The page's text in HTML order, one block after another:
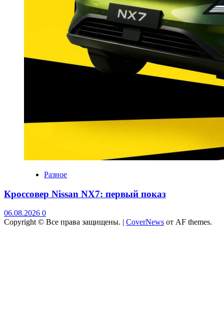
Разное
Кроссовер Nissan NX7: первый показ
06.08.2026 0
Copyright © Все права защищены.
CoverNews от AF themes.